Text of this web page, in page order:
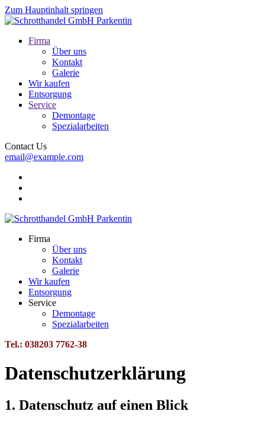
Zum Hauptinhalt springen
Firma
Über uns
Kontakt
Galerie
Wir kaufen
Entsorgung
Service
Demontage
Spezialarbeiten
Contact Us
email@example.com
Firma
Über uns
Kontakt
Galerie
Wir kaufen
Entsorgung
Service
Demontage
Spezialarbeiten
Tel.: 038203 7762-38
Datenschutzerklärung
1. Datenschutz auf einen Blick